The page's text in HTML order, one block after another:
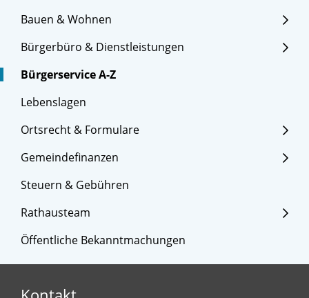
Bauen & Wohnen
Bürgerbüro & Dienstleistungen
Bürgerservice A-Z
Lebenslagen
Ortsrecht & Formulare
Gemeindefinanzen
Steuern & Gebühren
Rathausteam
Öffentliche Bekanntmachungen